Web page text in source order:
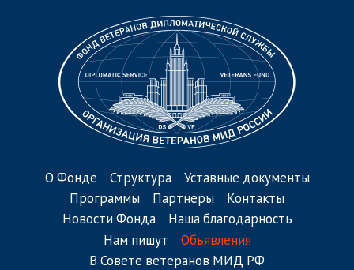
О Фонде Структура
Уставные документы
Программы
Партнеры
Контакты
Новости Фонда
Наша благодарность
Нам пишут
Объявления
В Совете ветеранов МИД РФ